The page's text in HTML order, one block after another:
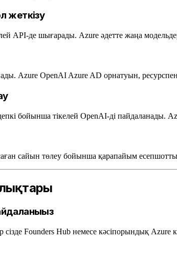
жеткізу
API-де шығарады. Azure әдетте жаңа
Azure OpenAI Azure AD орнатуын,
бойынша тікелей OpenAI-ді пайдаланады.
сайын төлеу бойынша қарапайым
сізде Founders Hub немесе кәсіпорындық